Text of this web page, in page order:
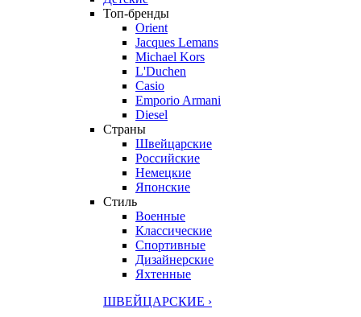
Топ-бренды
Orient
Jacques Lemans
Michael Kors
L'Duchen
Casio
Emporio Armani
Diesel
Страны
Швейцарские
Российские
Немецкие
Японские
Стиль
Военные
Классические
Спортивные
Дизайнерские
Яхтенные
ШВЕЙЦАРСКИЕ ›